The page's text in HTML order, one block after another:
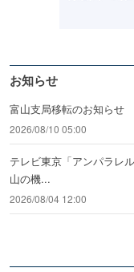
お知らせ
富山支局移転のお知らせ
2026/08/10 05:00
テレビ東京「アンパラレ
山の機...
2026/08/04 12:00